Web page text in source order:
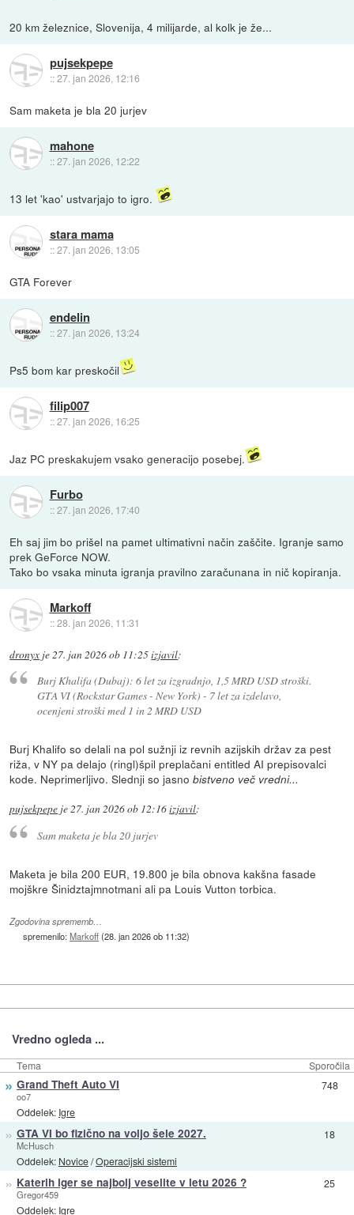
20 km železnice, Slovenija, 4 milijarde, al kolk je že...
pujsekpepe
::27. jan 2026, 12:16
Sam maketa je bla 20 jurjev
mahone
::27. jan 2026, 12:22
13 let 'kao' ustvarjajo to igro.
stara mama
::27. jan 2026, 13:05
GTA Forever
endelin
::27. jan 2026, 13:24
Ps5 bom kar preskočil
filip007
::27. jan 2026, 16:25
Jaz PC preskakujem vsako generacijo posebej.
Furbo
::27. jan 2026, 17:40
Eh saj jim bo prišel na pamet ultimativni način zaščite. Igranje samo
prek GeForce NOW.
Tako bo vsaka minuta igranja pravilno zaračunana in nič kopiranja.
Markoff
::28. jan 2026, 11:31
dronyx je27. jan 2026 ob 11:25izjavil:
Burj Khalifa (Dubaj): 6 let za izgradnjo, 1,5 MRD USD stroški.
GTA VI (Rockstar Games - New York) - 7 let za izdelavo,
ocenjeni stroški med 1 in 2 MRD USD
Burj Khalifo so delali na pol sužnji iz revnih azijskih držav za pest
riža, v NY pa delajo (ringl)špil preplačani entitled AI prepisovalci
kode. Neprimerljivo. Slednji so jasnobistveno več vredni...
pujsekpepe je27. jan 2026 ob 12:16izjavil:
Sam maketa je bla 20 jurjev
Maketa je bila 200 EUR, 19.800 je bila obnova kakšna fasade
mojškre Šinidztajmnotmani ali pa Louis Vutton torbica.
Zgodovina sprememb…
spremenilo:Markoff(28. jan 2026 ob 11:32)
Vredno ogleda ...
Tema Sporočila
» Grand Theft Auto VI
oo7
Oddelek: Igre
748
» GTA VI bo fizično na voljo šele 2027.
McHusch
Oddelek: Novice/Operacijski sistemi
18
» Katerih iger se najbolj veselite v letu 2026 ?
Gregor459
Oddelek: Igre
25